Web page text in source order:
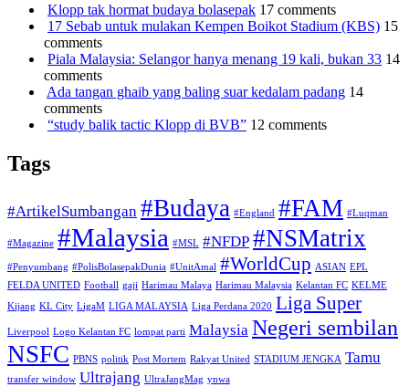
Klopp tak hormat budaya bolasepak 17 comments
17 Sebab untuk mulakan Kempen Boikot Stadium (KBS) 15
comments
Piala Malaysia: Selangor hanya menang 19 kali, bukan 33 14
comments
Ada tangan ghaib yang baling suar kedalam padang 14
comments
“study balik tactic Klopp di BVB” 12 comments
Tags
#ArtikelSumbangan #Budaya #England #FAM #Luqman
#Magazine #Malaysia #MSL #NFDP #NSMatrix
#Penyumbang #PolisBolasepakDunia #UnitAmal #WorldCup ASIAN EPL
FELDA UNITED Football gaji Harimau Malaya Harimau Malaysia Kelantan FC KELME
Kijang KL City LigaM LIGA MALAYSIA Liga Perdana 2020 Liga Super
Liverpool Logo Kelantan FC lompat parti Malaysia Negeri sembilan
NSFC PBNS politik Post Mortem Rakyat United STADIUM JENGKA Tamu
transfer window Ultrajang UltraJangMag ynwa